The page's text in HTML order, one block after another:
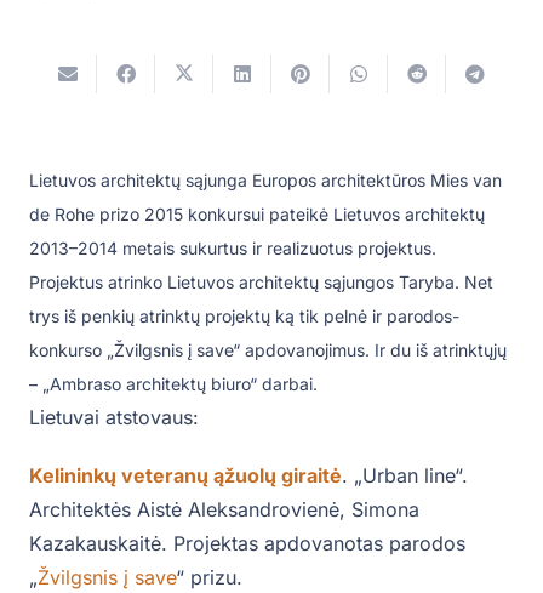
Lietuvos architektų sąjunga Europos architektūros Mies van
de Rohe prizo 2015 konkursui pateikė Lietuvos architektų
2013–2014 metais sukurtus ir realizuotus projektus.
Projektus atrinko Lietuvos architektų sąjungos Taryba. Net
trys iš penkių atrinktų projektų ką tik pelnė ir parodos-
konkurso „Žvilgsnis į save“ apdovanojimus. Ir du iš atrinktųjų
– „Ambraso architektų biuro“ darbai.
Lietuvai atstovaus:
Kelininkų veteranų ąžuolų giraitė. „Urban line“.
Architektės Aistė Aleksandrovienė, Simona
Kazakauskaitė. Projektas apdovanotas parodos
„Žvilgsnis į save“ prizu.